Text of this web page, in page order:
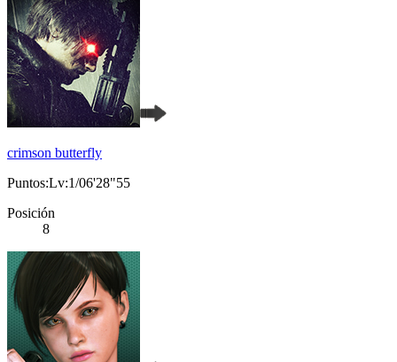
crimson butterfly
Puntos:Lv:1/06'28"55
Posición
8